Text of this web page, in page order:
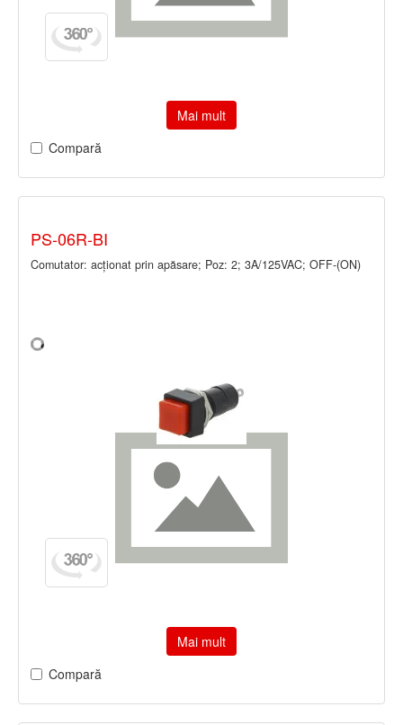
Mai mult
Compară
PS-06R-BI
Comutator: acţionat prin apăsare; Poz: 2; 3A/125VAC; OFF-(ON)
Mai mult
Compară